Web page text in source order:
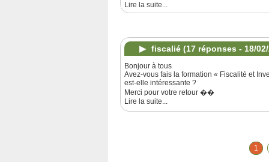
Lire la suite...
fiscalié (17 réponses - 18/
Bonjour à tous
Avez-vous fais la formation « Fiscalité et
est-elle intéressante ?
Merci pour votre retour ��
Lire la suite...
1